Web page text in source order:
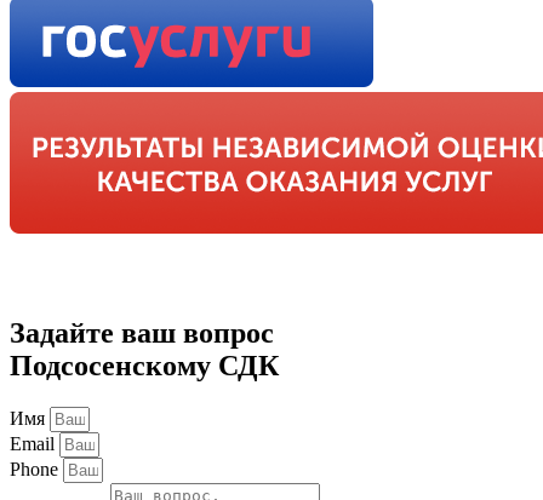
Задайте ваш вопрос
Подсосенскому СДК
Имя
Email
Phone